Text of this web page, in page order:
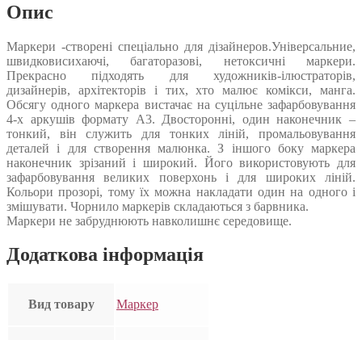
Опис
Маркери -створені спеціально для дізайнеров.Універсальние,
швидковисихаючі, багаторазові, нетоксичні маркери.
Прекрасно підходять для художників-ілюстраторів,
дизайнерів, архітекторів і тих, хто малює комікси, манга.
Обсягу одного маркера вистачає на суцільне зафарбовування
4-х аркушів формату А3. Двосторонні, один наконечник –
тонкий, він служить для тонких ліній, промальовування
деталей і для створення малюнка. З іншого боку маркера
наконечник зрізаний і широкий. Його використовують для
зафарбовування великих поверхонь і для широких ліній.
Кольори прозорі, тому їх можна накладати один на одного і
змішувати. Чорнило маркерів складаються з барвника.
Маркери не забруднюють навколишнє середовище.
Додаткова інформація
Вид товару Маркер